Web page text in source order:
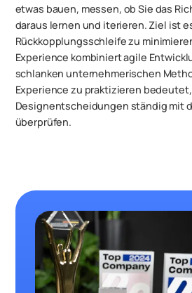
etwas bauen, messen, ob Sie das
daraus lernen und iterieren. Ziel ist
Rückkopplungsschleife zu
Experience kombiniert agile
schlanken unternehmerischen
Experience zu praktizieren
Designentscheidungen ständig mit
überprüfen.